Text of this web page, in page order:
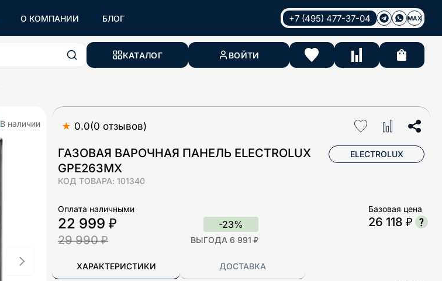
О КОМПАНИИ БЛОГ +7 (495) 477-37-04 MAX
КАТАЛОГ ВОЙТИ
★ 0.0(0 отзывов)
ГАЗОВАЯ ВАРОЧНАЯ ПАНЕЛЬ ELECTROLUX
GPE263MX
КОД ТОВАРА: 101340
ELECTROLUX
В наличии
Оплата наличными
22 999 ₽
29 990 ₽
-23%
ВЫГОДА 6 991 ₽
Базовая цена
26 118 ₽
ХАРАКТЕРИСТИКИ ДОСТАВКА